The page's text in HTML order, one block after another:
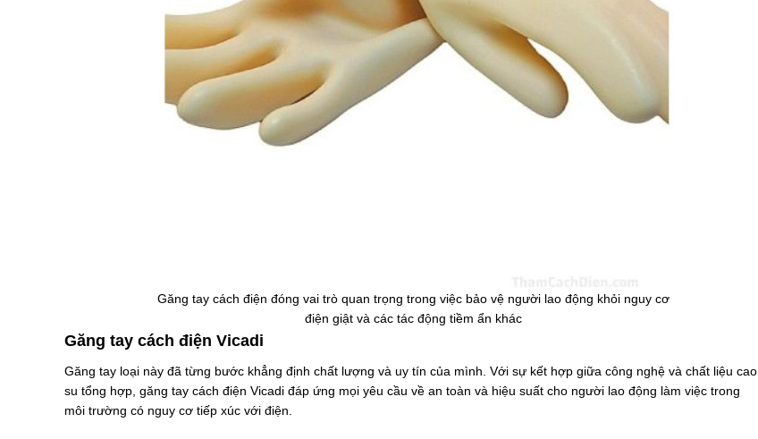
Găng tay cách điện đóng vai trò quan trọng trong việc bảo vệ người lao động khỏi nguy cơ
điện giật và các tác động tiềm ẩn khác
Găng tay cách điện Vicadi
Găng tay loại này đã từng bước khẳng định chất lượng và uy tín của mình. Với sự kết hợp giữa công nghệ và chất liệu cao
su tổng hợp, găng tay cách điện Vicadi đáp ứng mọi yêu cầu về an toàn và hiệu suất cho người lao động làm việc trong
môi trường có nguy cơ tiếp xúc với điện.